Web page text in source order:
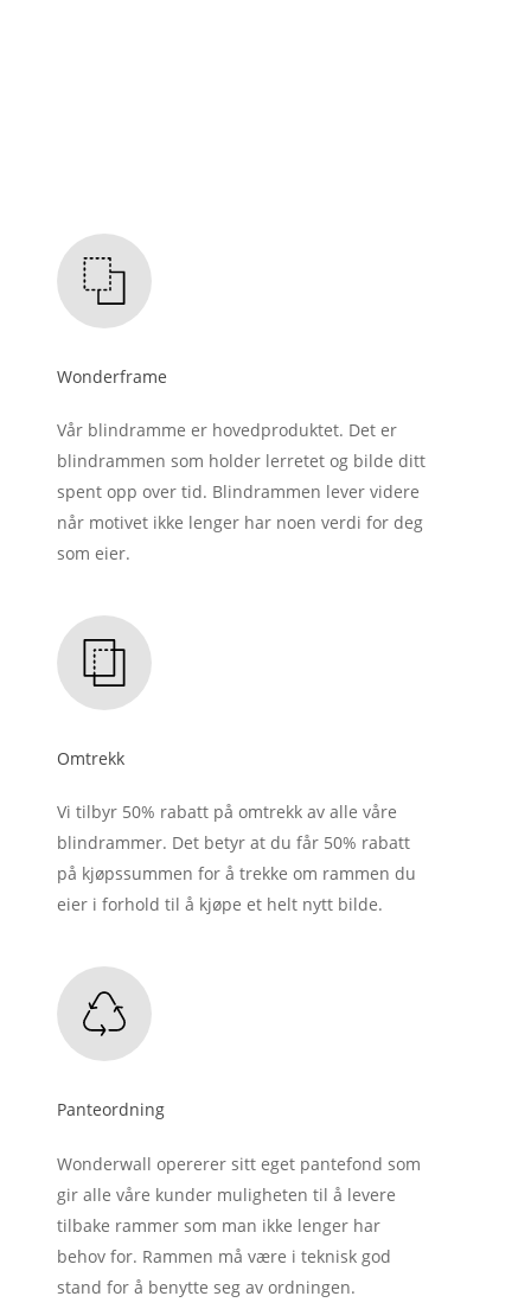
Wonderframe
Vår blindramme er hovedproduktet. Det er
blindrammen som holder lerretet og bilde ditt
spent opp over tid. Blindrammen lever videre
når motivet ikke lenger har noen verdi for deg
som eier.
Omtrekk
Vi tilbyr 50% rabatt på omtrekk av alle våre
blindrammer. Det betyr at du får 50% rabatt
på kjøpssummen for å trekke om rammen du
eier i forhold til å kjøpe et helt nytt bilde.
Panteordning
Wonderwall opererer sitt eget pantefond som
gir alle våre kunder muligheten til å levere
tilbake rammer som man ikke lenger har
behov for. Rammen må være i teknisk god
stand for å benytte seg av ordningen.